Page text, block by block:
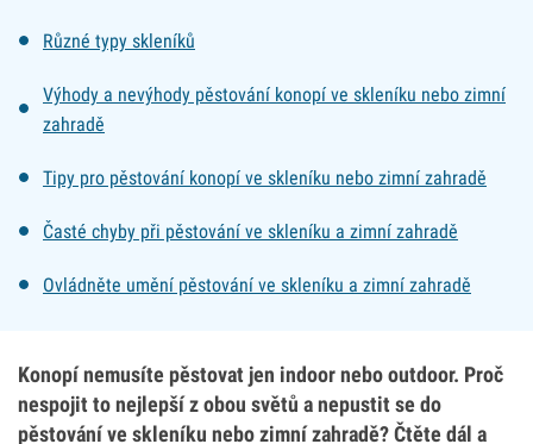
Různé typy skleníků
Výhody a nevýhody pěstování konopí ve skleníku nebo zimní
zahradě
Tipy pro pěstování konopí ve skleníku nebo zimní zahradě
Časté chyby při pěstování ve skleníku a zimní zahradě
Ovládněte umění pěstování ve skleníku a zimní zahradě
Konopí nemusíte pěstovat jen indoor nebo outdoor. Proč
nespojit to nejlepší z obou světů a nepustit se do
pěstování ve skleníku nebo zimní zahradě? Čtěte dál a